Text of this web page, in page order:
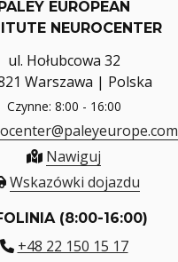
PALEY EUROPEAN
NEUROCENTER
ul. Hołubcowa 32
Warszawa | Polska
Czynne: 8:00 - 16:00
Nawiguj
Wskazówki dojazdu
(8:00-16:00)
+48 22 150 15 17